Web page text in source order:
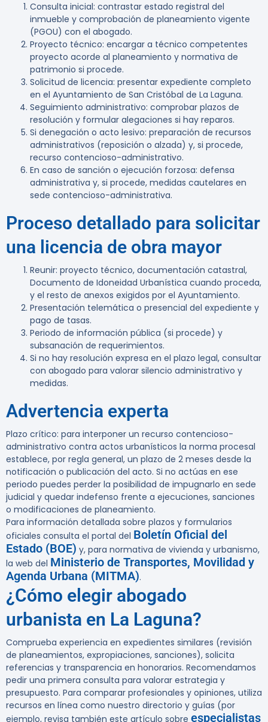
Consulta inicial: contrastar estado registral del
inmueble y comprobación de planeamiento vigente
(PGOU) con el abogado.
Proyecto técnico: encargar a técnico competentes
proyecto acorde al planeamiento y normativa de
patrimonio si procede.
Solicitud de licencia: presentar expediente completo
en el Ayuntamiento de San Cristóbal de La Laguna.
Seguimiento administrativo: comprobar plazos de
resolución y formular alegaciones si hay reparos.
Si denegación o acto lesivo: preparación de recursos
administrativos (reposición o alzada) y, si procede,
recurso contencioso-administrativo.
En caso de sanción o ejecución forzosa: defensa
administrativa y, si procede, medidas cautelares en
sede contencioso-administrativa.
Proceso detallado para solicitar
una licencia de obra mayor
Reunir: proyecto técnico, documentación catastral,
Documento de Idoneidad Urbanística cuando proceda,
y el resto de anexos exigidos por el Ayuntamiento.
Presentación telemática o presencial del expediente y
pago de tasas.
Periodo de información pública (si procede) y
subsanación de requerimientos.
Si no hay resolución expresa en el plazo legal, consultar
con abogado para valorar silencio administrativo y
medidas.
Advertencia experta
Plazo crítico: para interponer un recurso contencioso-
administrativo contra actos urbanísticos la norma procesal
establece, por regla general, un plazo de 2 meses desde la
notificación o publicación del acto. Si no actúas en ese
periodo puedes perder la posibilidad de impugnarlo en sede
judicial y quedar indefenso frente a ejecuciones, sanciones
o modificaciones de planeamiento.
Para información detallada sobre plazos y formularios
oficiales consulta el portal del Boletín Oficial del
Estado (BOE) y, para normativa de vivienda y urbanismo,
la web del Ministerio de Transportes, Movilidad y
Agenda Urbana (MITMA).
¿Cómo elegir abogado
urbanista en La Laguna?
Comprueba experiencia en expedientes similares (revisión
de planeamientos, expropiaciones, sanciones), solicita
referencias y transparencia en honorarios. Recomendamos
pedir una primera consulta para valorar estrategia y
presupuesto. Para comparar profesionales y opiniones, utiliza
recursos en línea como nuestro directorio y guías (por
ejemplo, revisa también este artículo sobre especialistas